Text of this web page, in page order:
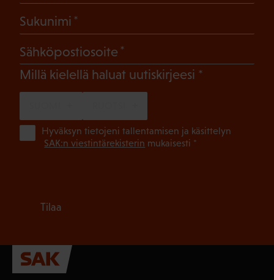
Sukunimi
Sähköpostiosoite
Millä kielellä haluat uutiskirjeesi (Pakollinen)
Hyväksyn tietojeni tallentamisen ja käsittelyn
SAK:n viestintärekisterin mukaisesti *
Tilaa